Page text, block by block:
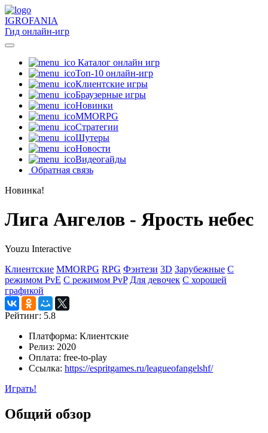
IGROFANIA
Гид онлайн-игр
Каталог онлайн игр
Топ-10 онлайн-игр
Клиентские игры
Браузерные игры
Новинки
MMORPG
Стратегии
Шутеры
Новости
Видеогайды
Обратная связь
Новинка!
Лига Ангелов - Ярость небес
Youzu Interactive
Клиентские MMORPG RPG Фэнтези 3D Зарубежные С
режимом PvE С режимом PvP Для девочек С хорошей
графикой
Рейтинг: 5.8
Платформа: Клиентские
Релиз: 2020
Оплата: free-to-play
Ссылка: https://espritgames.ru/leagueofangelshf/
Играть!
Общий обзор